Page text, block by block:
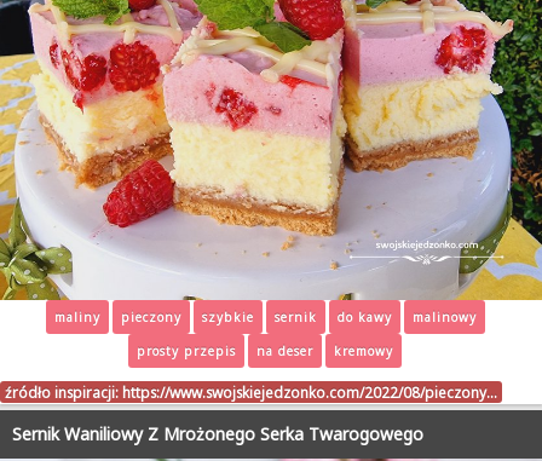
maliny pieczony szybkie sernik do kawy
malinowy
prosty przepis
na deser kremowy
źródło inspiracji: https://www.swojskiejedzonko.com/2022/08/pieczony…
Sernik Waniliowy Z Mrożonego Serka Twarogowego